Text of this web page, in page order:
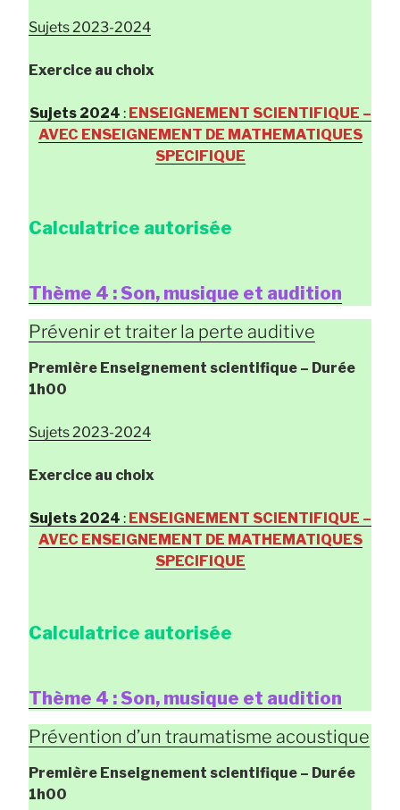
Sujets 2023-2024
Exercice au choix
Sujets 2024 : ENSEIGNEMENT SCIENTIFIQUE –
AVEC ENSEIGNEMENT DE MATHEMATIQUES
SPECIFIQUE
Calculatrice autorisée
Thème 4 : Son, musique et audition
Prévenir et traiter la perte auditive
Première Enseignement scientifique – Durée
1h00
Sujets 2023-2024
Exercice au choix
Sujets 2024 : ENSEIGNEMENT SCIENTIFIQUE –
AVEC ENSEIGNEMENT DE MATHEMATIQUES
SPECIFIQUE
Calculatrice autorisée
Thème 4 : Son, musique et audition
Prévention d’un traumatisme acoustique
Première Enseignement scientifique – Durée
1h00